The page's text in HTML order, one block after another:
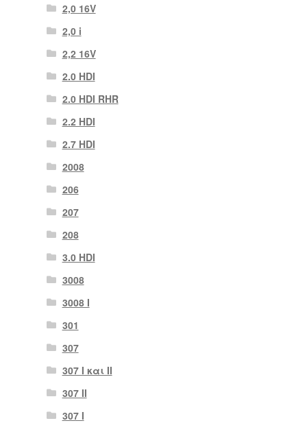
2,0 16V
2,0 i
2,2 16V
2.0 HDI
2.0 HDI RHR
2.2 HDI
2.7 HDI
2008
206
207
208
3.0 HDI
3008
3008 Ι
301
307
307 I και II
307 II
307 Ι